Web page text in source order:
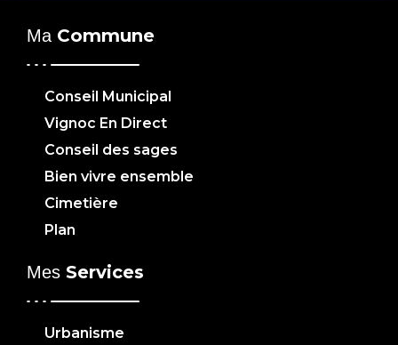
Ma Commune
Conseil Municipal
Vignoc En Direct
Conseil des sages
Bien vivre ensemble
Cimetière
Plan
Mes Services
Urbanisme